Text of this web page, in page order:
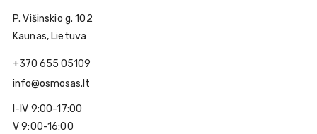
P. Višinskio g. 102
Kaunas, Lietuva
+370 655 05109
info@osmosas.lt
I-IV 9:00-17:00
V 9:00-16:00